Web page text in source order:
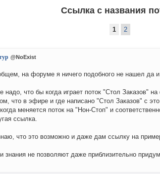
Ссылка с названия
1 2
@NoExist
на форуме я ничего подобного не нашел да
надо, что бы когда играет поток "Стол Заказов"
что в эфире и где написано "Стол Заказов" с
меняется поток на "Нон-Стоп" и
ссылка.
что это возможно и даже дам ссылку на
знания не позволяют даже приблизительно